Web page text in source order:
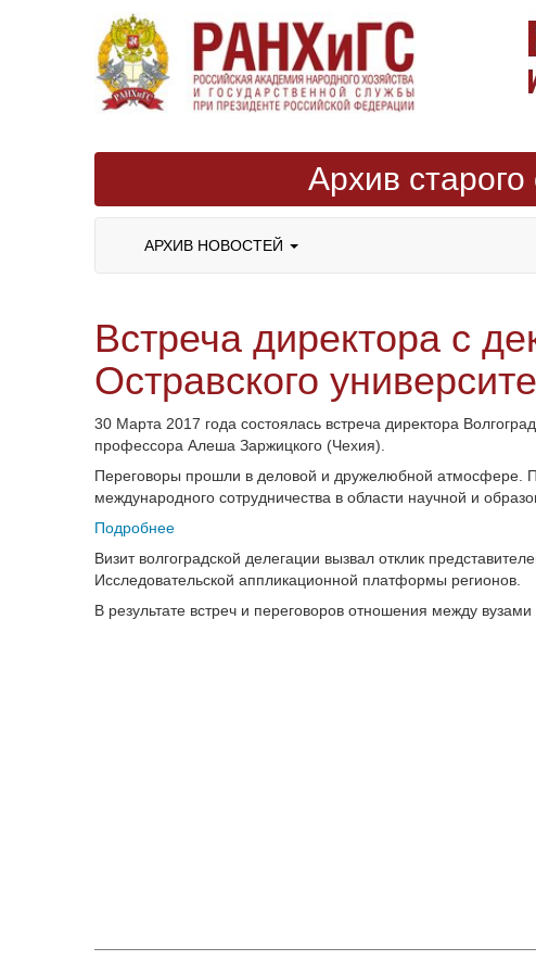
Архив старого
АРХИВ НОВОСТЕЙ
Встреча директора с
Остравского
30 Марта 2017 года состоялась встреча директора
профессора Алеша Заржицкого (Чехия).
Переговоры прошли в деловой и дружелюбной атмосфере.
международного сотрудничества в области научной и
Подробнее
Визит волгоградской делегации вызвал отклик
Исследовательской аппликационной платформы регионов.
В результате встреч и переговоров отношения между